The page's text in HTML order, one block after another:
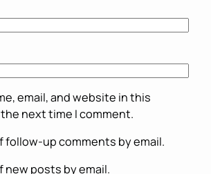
email, and website in this
next time I comment.
follow-up comments by email.
new posts by email.